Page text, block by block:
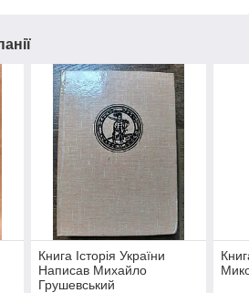
Книга Історія України
Написав Михайло
Грушевський